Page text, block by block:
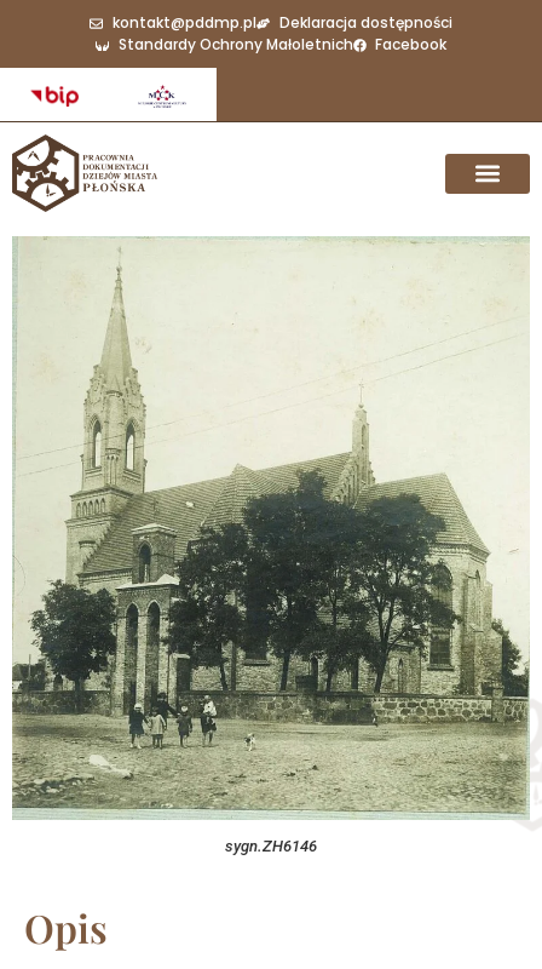
kontakt@pddmp.pl
Deklaracja dostępności
Standardy Ochrony Małoletnich
Facebook
sygn.ZH6146
Opis